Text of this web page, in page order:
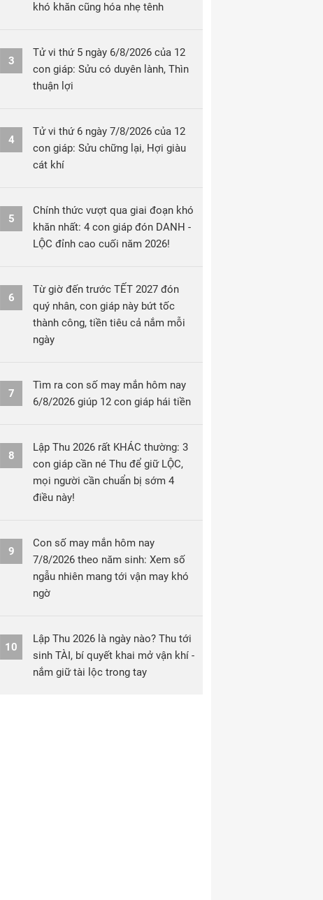
khó khăn cũng hóa nhẹ tênh
3
Tử vi thứ 5 ngày 6/8/2026 của 12
con giáp: Sửu có duyên lành, Thìn
thuận lợi
4
Tử vi thứ 6 ngày 7/8/2026 của 12
con giáp: Sửu chững lại, Hợi giàu
cát khí
5
Chính thức vượt qua giai đoạn khó
khăn nhất: 4 con giáp đón DANH -
LỘC đỉnh cao cuối năm 2026!
6
Từ giờ đến trước TẾT 2027 đón
quý nhân, con giáp này bứt tốc
thành công, tiền tiêu cả nắm mỗi
ngày
7
Tìm ra con số may mắn hôm nay
6/8/2026 giúp 12 con giáp hái tiền
8
Lập Thu 2026 rất KHÁC thường: 3
con giáp cần né Thu để giữ LỘC,
mọi người cần chuẩn bị sớm 4
điều này!
9
Con số may mắn hôm nay
7/8/2026 theo năm sinh: Xem số
ngẫu nhiên mang tới vận may khó
ngờ
10
Lập Thu 2026 là ngày nào? Thu tới
sinh TÀI, bí quyết khai mở vận khí -
nắm giữ tài lộc trong tay